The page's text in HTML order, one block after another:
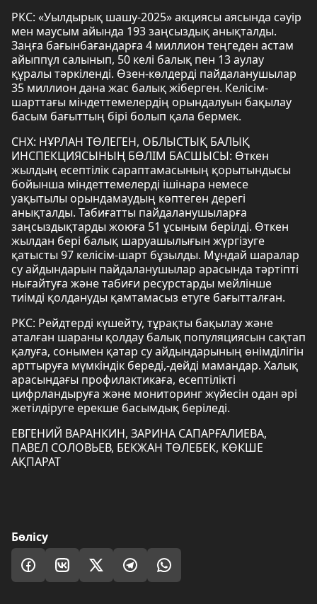
РКС: «Уылдырық шашу-2025» акциясы аясында сәуір
мен маусым айында 193 заңсыздық анықталды.
Заңға бағынбағандарға 4 миллион теңгеден астам
айыппұл салынып, 50 келі балық пен 13 аулау
құралы тәркіленді. Өзен-көлдерді пайдаланушылар
35 миллион дана жас балық жіберген. Келісім-
шарттағы міндеттемелердің орындалуын бақылау
басым бағыттың бірі болып қала бермек.
СНХ: НҰРЛАН ТӨЛЕГЕН, ОБЛЫСТЫҚ БАЛЫҚ
ИНСПЕКЦИЯСЫНЫҢ БӨЛІМ БАСШЫСЫ: Өткен
жылдың есептілік сараптамасының қорытындысы
бойынша міндеттемелерді ішінара немесе
уақытылы орындамаудың көптеген дерегі
анықталды. Табиғатты пайдаланушыларға
заңсыздықтарды жоюға 51 ұсыным берілді. Өткен
жылдан бері балық шаруашылығын жүргізуге
қатысты 97 келісім-шарт бұзылды. Мұндай шаралар
су айдындарын пайдаланушылар арасында тәртіпті
нығайтуға және табиғи ресурстарды мейлінше
тиімді қолдануды қамтамасыз етуге бағытталған.
РКС: Рейдтерді күшейту, тұрақты бақылау және
аталған шараны қолдау балық популяциясын сақтап
қалуға, сонымен қатар су айдындарының өнімділігін
арттыруға мүмкіндік береді,-дейді мамандар. Халық
арасындағы профилактикаға, есептілікті
цифрландыруға және мониторинг жүйесін одан әрі
жетілдіруге ерекше басымдық беріледі.
ЕВГЕНИЙ ВАРАНКИН, ЗАРИНА САПАРҒАЛИЕВА,
ПАВЕЛ СОЛОВЬЕВ, БЕКЖАН ТӨЛЕБЕК, КӨКШЕ
АҚПАРАТ
Бөлісу